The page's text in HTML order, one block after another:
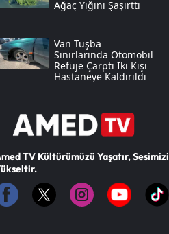
Ağaç Yığını Şaşırttı
Van Tuşba
Sınırlarında Otomobil
Refüje Çarptı Iki Kişi
Hastaneye Kaldırıldı
TV Kültürümüzü Yaşatır, Sesimizi